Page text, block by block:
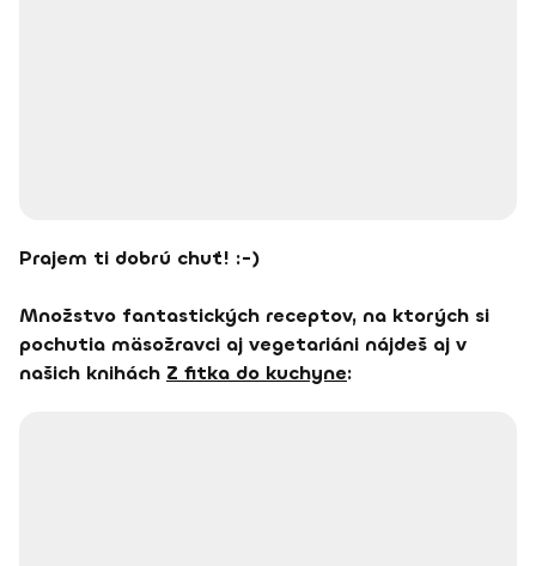
Prajem ti dobrú chuť! :-)
Množstvo fantastických receptov, na ktorých si
pochutia mäsožravci aj vegetariáni nájdeš aj v
našich knihách Z fitka do kuchyne: